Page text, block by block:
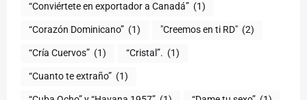
“Conviértete en exportador a Canadá” (1)
“Corazón Dominicano” (1) "Creemos en ti RD" (2)
“Cría Cuervos” (1) “Cristal”. (1)
“Cuanto te extraño” (1)